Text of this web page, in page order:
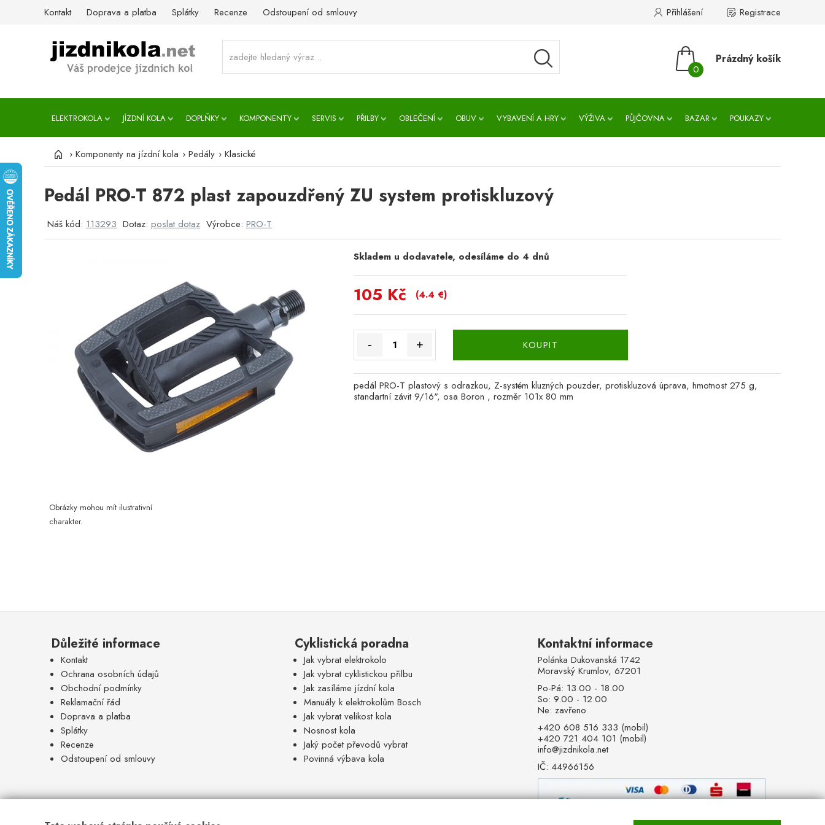
Kontakt Doprava a platba Splátky Recenze Odstoupení od smlouvy Registrace
Přihlášení
0
Prázdný košík
ELEKTROKOLA JÍZDNÍ KOLA DOPLŇKY KOMPONENTY SERVIS PŘILBY OBLEČENÍ OBUV VYBAVENÍ A HRY VÝŽIVA PŮJČOVNA BAZAR POUKAZY
› Komponenty na jízdní kola › Pedály › Klasické
Pedál PRO-T 872 plast zapouzdřený ZU system protiskluzový
Náš kód: 113293 Dotaz: poslat dotaz Výrobce: PRO-T
Obrázky mohou mít ilustrativní
charakter.
Skladem u dodavatele, odesíláme do 4 dnů
105 Kč (4.4 €)
- + KOUPIT
pedál PRO-T plastový s odrazkou, Z-systém kluzných pouzder, protiskluzová úprava, hmotnost 275 g,
standartní závit 9/16", osa Boron , rozměr 101x 80 mm
Důležité informace
Kontakt
Ochrana osobních údajů
Obchodní podmínky
Reklamační řád
Doprava a platba
Splátky
Recenze
Odstoupení od smlouvy
Cyklistická poradna
Jak vybrat elektrokolo
Jak vybrat cyklistickou přilbu
Jak zasíláme jízdní kola
Manuály k elektrokolům Bosch
Jak vybrat velikost kola
Nosnost kola
Jaký počet převodů vybrat
Povinná výbava kola
Kontaktní informace
Polánka Dukovanská 1742
Moravský Krumlov, 67201
Po-Pá: 13.00 - 18.00
So: 9.00 - 12.00
Ne: zavřeno
+420 608 516 333 (mobil)
+420 721 404 101 (mobil)
info@jizdnikola.net
IČ: 44966156